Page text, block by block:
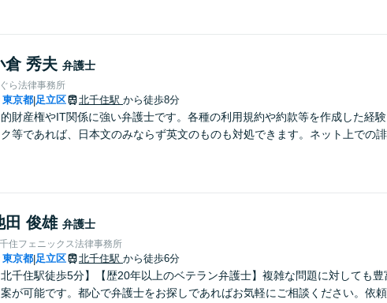
倉 秀夫 弁護士
ら法律事務所
東京都|足立区 北千住駅 から徒歩8分
財産権やIT関係に強い弁護士です。各種の利用規約や約款等を作成した経
ク等であれば、日本文のみならず英文のものも対処できます。ネット上での
田 俊雄 弁護士
住フェニックス法律事務所
東京都|足立区 北千住駅 から徒歩6分
北千住駅徒歩5分】【歴20年以上のベテラン弁護士】複雑な問題に対しても
が可能です。都心で弁護士をお探しであればお気軽にご相談ください。依